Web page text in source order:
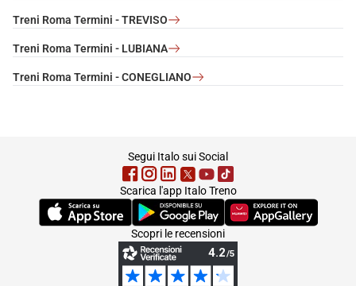
Treni Roma Termini - TREVISO
Treni Roma Termini - LUBIANA
Treni Roma Termini - CONEGLIANO
Segui Italo sui Social
Scarica l'app Italo Treno
(Si apre in una nuova scheda)(Si apre in una nuova scheda)
(Si apre in una nuova
Scopri le recensioni